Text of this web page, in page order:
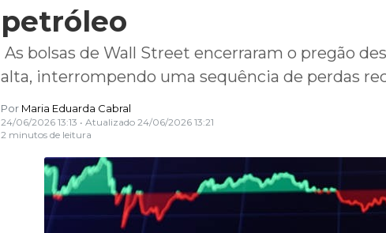
petróleo
As bolsas de Wall Street encerraram o pregão
alta, interrompendo uma sequência de perdas
Por Maria Eduarda Cabral
24/06/2026 13:13 • Atualizado 24/06/2026 13:21
2 minutos de leitura